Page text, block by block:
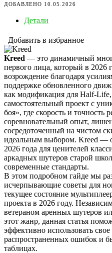
ДОБАВЛЕНО 10.05.2026
Детали
Добавить в избранное
Kreed — это динамичный
первого лица, который в 2026
возрождение благодаря
поддержке обновленного
как модификация для Half-
самостоятельный проект с
боя», где скорость и
соревновательный опыт,
сосредоточенный на чистом
идеальным выбором. Kreed —
2026 года для ценителей
аркадных шутеров старой
современные стандарты.
В этом подробном гайде мы
исчерпывающие советы для
текущее состояние
проекта в 2026 году.
ветераном аренных шутеров
этот жанр, данная статья
эффективно использовать
распространенных ошибок и
таблицах.